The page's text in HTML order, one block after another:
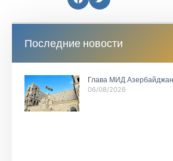
Последние новости
Глава МИД
06/08/2026